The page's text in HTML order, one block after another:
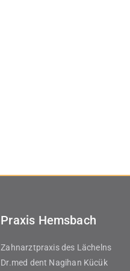
Praxis Hemsbach
Zahnarztpraxis des Lächelns
Dr.med dent Nagihan Kücük